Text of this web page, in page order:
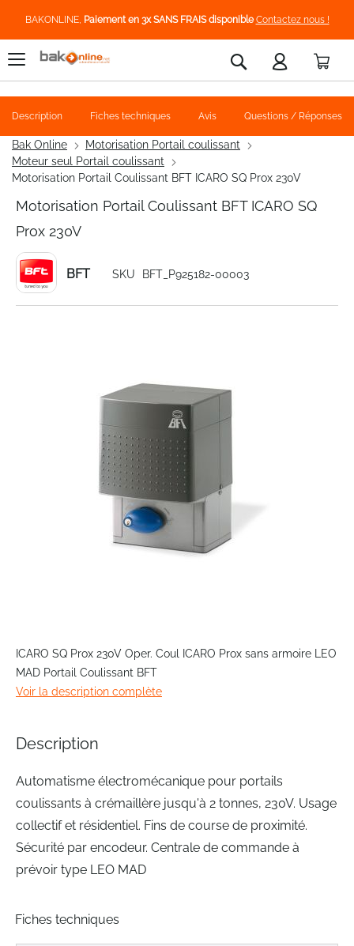
BAKONLINE, Paiement en 3x SANS FRAIS disponible Contactez nous !
Rechercher
Bak Online
Motorisation Portail coulissant
Moteur seul Portail coulissant
Motorisation Portail Coulissant BFT ICARO SQ Prox 230V
Motorisation Portail Coulissant BFT ICARO SQ
Prox 230V
BFT SKU BFT_P925182-00003
to
the
of
gallery
ICARO SQ Prox 230V Oper. Coul ICARO Prox sans armoire LEO
MAD Portail Coulissant BFT
Voir la description complète
Description Fiches techniques Avis Questions / Réponses
Description
Automatisme électromécanique pour portails
coulissants à crémaillère jusqu'à 2 tonnes, 230V. Usage
collectif et résidentiel. Fins de course de proximité.
Sécurité par encodeur. Centrale de commande à
prévoir type LEO MAD
Fiches techniques